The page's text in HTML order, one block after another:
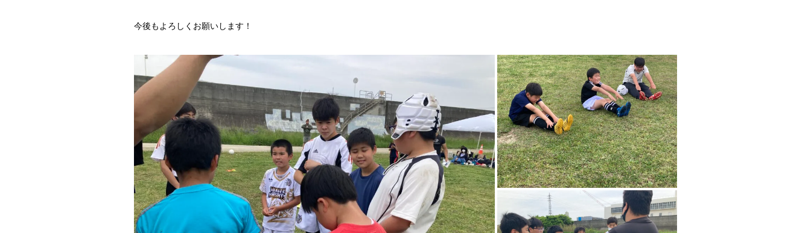
今後もよろしくお願いします！